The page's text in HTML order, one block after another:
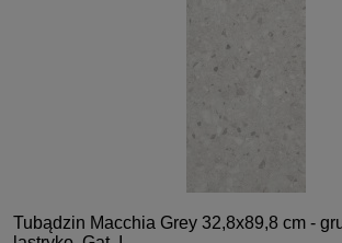
Tubądzin Macchia Grey 32,8x89,8 cm -